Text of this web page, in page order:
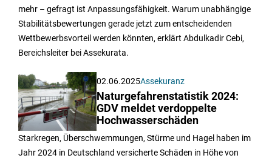
mehr – gefragt ist Anpassungsfähigkeit. Warum unabhängige
Stabilitätsbewertungen gerade jetzt zum entscheidenden
Wettbewerbsvorteil werden könnten, erklärt Abdulkadir Cebi,
Bereichsleiter bei Assekurata.
02.06.2025Assekuranz
Naturgefahrenstatistik 2024:
GDV meldet verdoppelte
Hochwasserschäden
Starkregen, Überschwemmungen, Stürme und Hagel haben im
Jahr 2024 in Deutschland versicherte Schäden in Höhe von